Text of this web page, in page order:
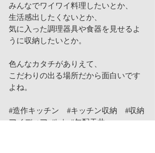
みんなでワイワイ料理したいとか、
生活感出したくないとか、
気に入った調理器具や食器を見せるよ
うに収納したいとか。
色んなカタチがありえて、
こだわりの出る場所だから面白いです
よね。
#造作キッチン #キッチン収納
#収納
アイディア #kvk #勾配天井